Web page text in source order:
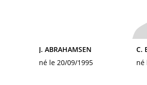
J. ABRAHAMSEN
né le 20/09/1995
C.
né